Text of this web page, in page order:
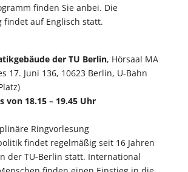
finden Sie anbei. Die
findet auf Englisch statt.
der TU Berlin, Hörsaal MA
17. Juni 136, 10623 Berlin, U-Bahn
von 18.15 – 19.45 Uhr
Ringvorlesung
findet regelmäßig seit 16 Jahren
der TU-Berlin statt. International